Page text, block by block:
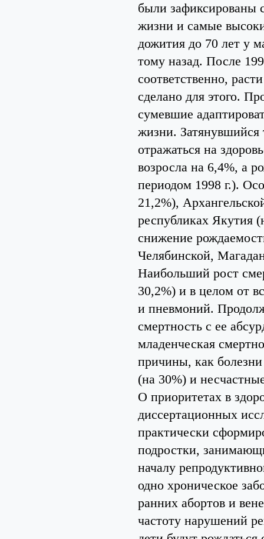
были зафиксированы
жизни и самые
дожития до 70 лет у
тому назад. После
соответственно,
сделано для этого.
сумевшие
жизни. Затянувшийся
отражаться на
возросла на 6,4%, а
периодом 1998 г.).
21,2%),
республиках Якутия
снижение
Челябинской,
Наибольший рост
30,2%) и в целом от
и пневмоний.
смертность с ее
младенческая
причины, как
(на 30%) и
О приоритетах в
диссертационных
практически
подростки,
началу
одно хроническое
ранних абортов и
частоту нарушений